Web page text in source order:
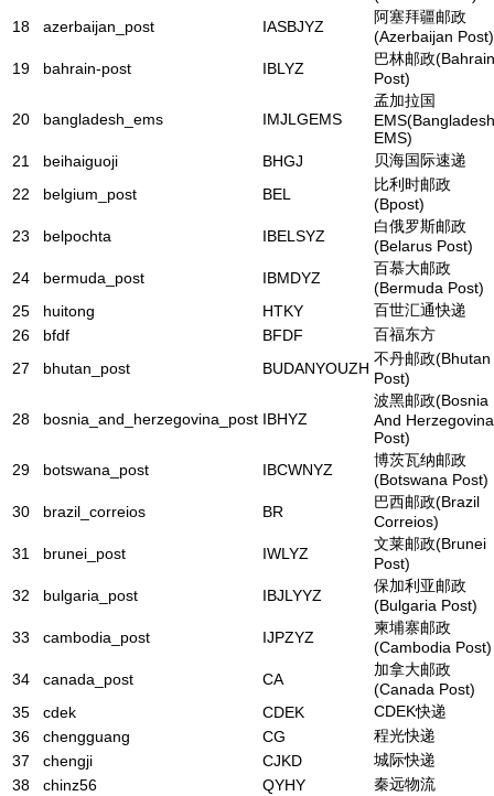
18
azerbaijan_post IASBJYZ
阿塞拜疆邮政
(Azerbaijan Post)
19
bahrain-post IBLYZ
巴林邮政(Bahrain
Post)
20 bangladesh_ems IMJLGEMS
孟加拉国
EMS(Bangladesh
EMS)
21
beihaiguoji BHGJ
贝海国际速递
22
belgium_post BEL
比利时邮政
(Bpost)
23
belpochta IBELSYZ
白俄罗斯邮政
(Belarus Post)
24
bermuda_post IBMDYZ
百慕大邮政
(Bermuda Post)
25
huitong HTKY
百世汇通快递
26
bfdf BFDF
百福东方
27
bhutan_post BUDANYOUZH
不丹邮政(Bhutan
Post)
28 bosnia_and_herzegovina_post IBHYZ
波黑邮政(Bosnia
And Herzegovina
Post)
29
botswana_post IBCWNYZ
博茨瓦纳邮政
(Botswana Post)
30
brazil_correios BR
巴西邮政(Brazil
Correios)
31
brunei_post IWLYZ
文莱邮政(Brunei
Post)
32
bulgaria_post IBJLYYZ
保加利亚邮政
(Bulgaria Post)
33
cambodia_post IJPZYZ
柬埔寨邮政
(Cambodia Post)
34
canada_post CA
加拿大邮政
(Canada Post)
35
cdek CDEK
CDEK快递
36
chengguang CG
程光快递
37
chengji CJKD
城际快递
38
chinz56 QYHY
秦远物流